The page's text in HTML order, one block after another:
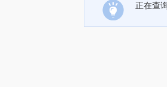
正在查